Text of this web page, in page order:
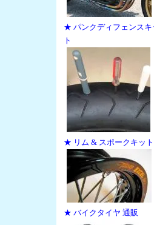
★ パンクディフェンスキ
ト
★ リム & スポークキット
★ バイクタイヤ 通販